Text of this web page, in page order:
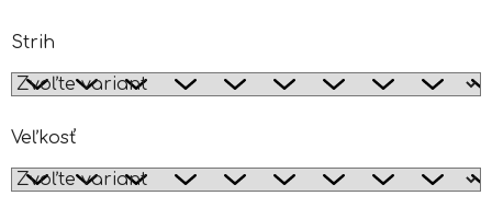
Strih
Veľkosť